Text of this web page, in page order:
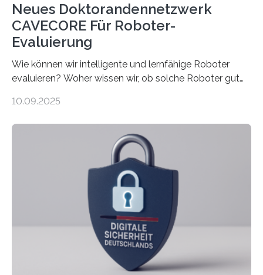
Neues Doktorandennetzwerk
CAVECORE Für Roboter-
Evaluierung
Wie können wir intelligente und lernfähige Roboter
evaluieren? Woher wissen wir, ob solche Roboter gut
sich CAVECORE – ein neues Marie Skłodowska-Curie
koordiniert wird. Ab dem 1. September werden sich
über einen Zeitraum von vier Jahren insgesamt 15
Promovierende im Rahmen von CAVECORE mit
kognitiven Robotern beschäftigen – also mit Robotern,
die mittels Sensoren ihre Umgebung erfassen,
Informationen verarbeiten und häufig auch mit…
10.09.2025